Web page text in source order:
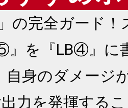
」の完全ガード
』を『LB④』に
自身のダメージ
力を発揮する